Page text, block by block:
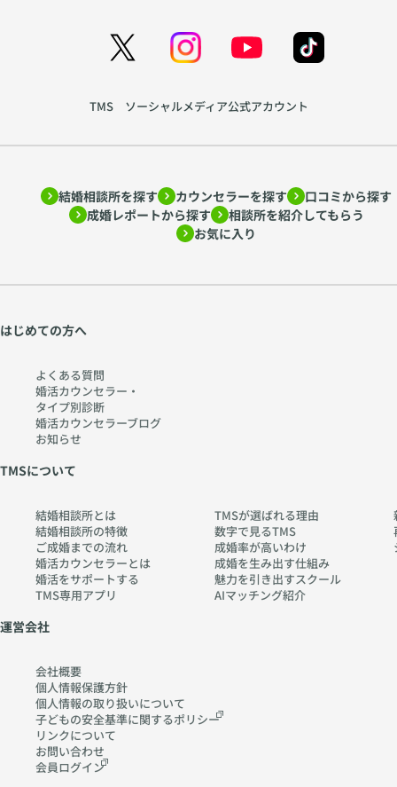
TMS ソーシャルメディア公式アカウント
結婚相談所を探す カウンセラーを探す
口コミから探す
成婚レポートから探す
相談所を紹介してもらう
お気に入り
はじめての方へ
よくある質問
婚活カウンセラー・
タイプ別診断
婚活カウンセラーブログ
お知らせ
TMSについて
結婚相談所とは
結婚相談所の特徴
ご成婚までの流れ
婚活カウンセラーとは
婚活をサポートする
TMS専用アプリ
TMSが選ばれる理由
数字で見るTMS
成婚率が高いわけ
成婚を生み出す仕組み
魅力を引き出すスクール
AIマッチング紹介
運営会社
会社概要
個人情報保護方針
個人情報の取り扱いについて
子どもの安全基準に関するポリシー
リンクについて
お問い合わせ
会員ログイン